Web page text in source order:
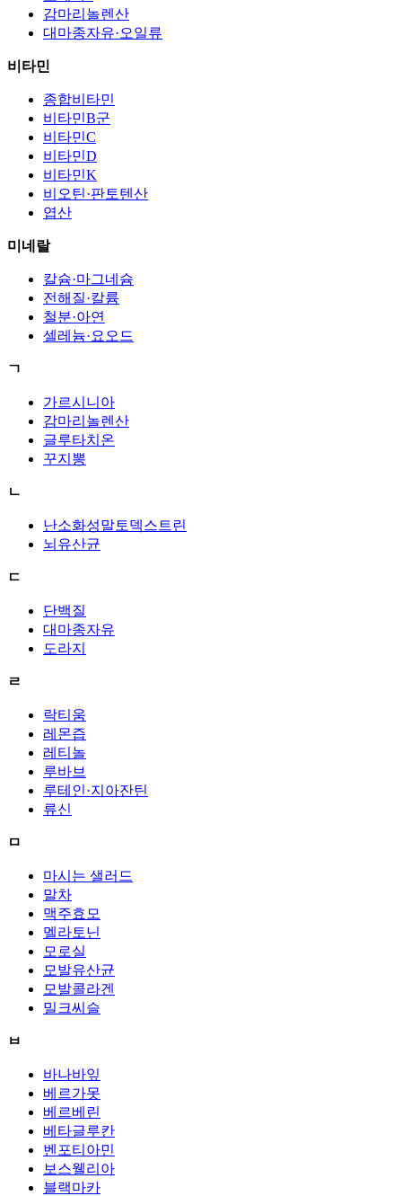
감마리놀렌산
대마종자유·오일류
비타민
종합비타민
비타민B군
비타민C
비타민D
비타민K
비오틴·판토텐산
엽산
미네랄
칼슘·마그네슘
전해질·칼륨
철분·아연
셀레늄·요오드
ㄱ
가르시니아
감마리놀렌산
글루타치온
꾸지뽕
ㄴ
난소화성말토덱스트린
뇌유산균
ㄷ
단백질
대마종자유
도라지
ㄹ
락티움
레몬즙
레티놀
루바브
루테인·지아잔틴
류신
ㅁ
마시는 샐러드
말차
맥주효모
멜라토닌
모로실
모발유산균
모발콜라겐
밀크씨슬
ㅂ
바나바잎
베르가못
베르베린
베타글루칸
벤포티아민
보스웰리아
블랙마카